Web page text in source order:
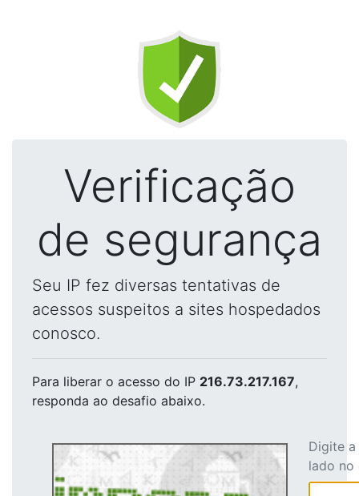
Verificação
de segurança
Seu IP fez diversas tentativas de
acessos suspeitos a sites hospedados
conosco.
Para liberar o acesso do IP 216.73.217.167,
responda ao desafio abaixo.
Digite
lado no